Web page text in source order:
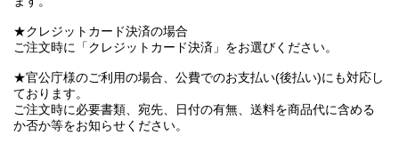
★クレジットカード決済の場合
ご注文時に「クレジットカード決済」をお選びください。
★官公庁様のご利用の場合、公費でのお支払い(後払い)にも対応し
ております。
ご注文時に必要書類、宛先、日付の有無、送料を商品代に含める
か否か等をお知らせください。